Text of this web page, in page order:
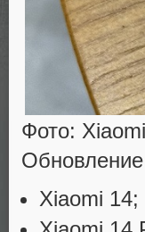
Фото:
Xiaomi 14;